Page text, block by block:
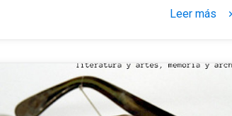
Leer más keyboard_arrow_right